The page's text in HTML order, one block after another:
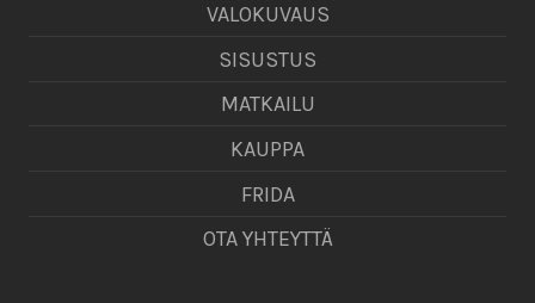
VALOKUVAUS
SISUSTUS
MATKAILU
KAUPPA
FRIDA
OTA YHTEYTTÄ